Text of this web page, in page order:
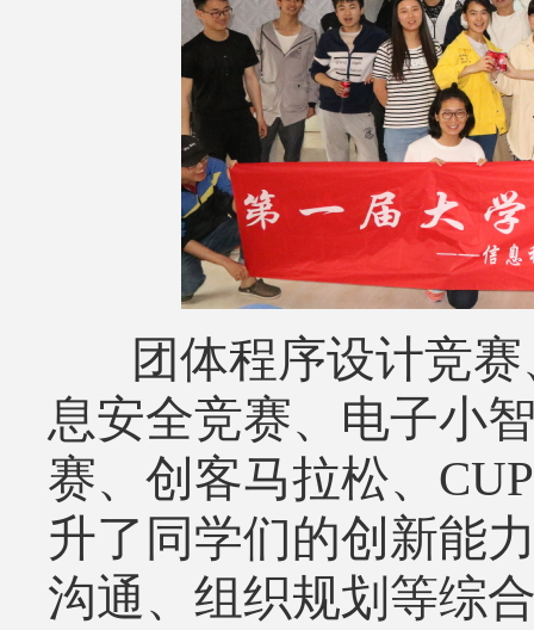
团体程序设计竞赛
息安全竞赛、电子小
赛、创客马拉松、
升了同学们的创新能
沟通、组织规划等综